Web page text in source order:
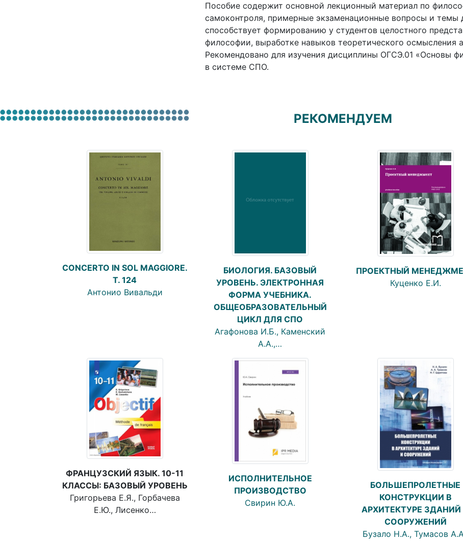
Пособие содержит основной лекционный материал по
самоконтроля, примерные экзаменационные вопросы и темы
способствует формированию у студентов целостного
философии, выработке навыков теоретического осмысления
Рекомендовано для изучения дисциплины ОГСЭ.01 «Основы
в системе СПО.
РЕКОМЕНДУЕМ
CONCERTO IN SOL MAGGIORE.
T. 124
Антонио Вивальди
БИОЛОГИЯ. БАЗОВЫЙ
УРОВЕНЬ. ЭЛЕКТРОННАЯ
ФОРМА УЧЕБНИКА.
ОБЩЕОБРАЗОВАТЕЛЬНЫЙ
ЦИКЛ ДЛЯ СПО
Агафонова И.Б., Каменский
А.А.,…
ПРОЕКТНЫЙ
Куценко Е.И.
ФРАНЦУЗСКИЙ ЯЗЫК. 10-11
КЛАССЫ: БАЗОВЫЙ УРОВЕНЬ
Григорьева Е.Я., Горбачева
Е.Ю., Лисенко…
ИСПОЛНИТЕЛЬНОЕ
ПРОИЗВОДСТВО
Свирин Ю.А.
БОЛЬШЕПРОЛЕТНЫЕ
КОНСТРУКЦИИ В
АРХИТЕКТУРЕ ЗДАНИЙ
СООРУЖЕНИЙ
Бузало Н.А., Тумасов